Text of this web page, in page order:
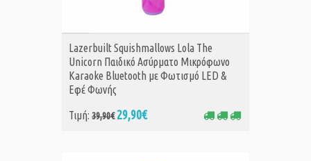
ΑΓΟΡΑ
Lazerbuilt Squishmallows Lola The
Unicorn Παιδικό Ασύρματο Μικρόφωνο
Karaoke Bluetooth με Φωτισμό LED &
Εφέ Φωνής
Τιμή: 39,90€29,90€